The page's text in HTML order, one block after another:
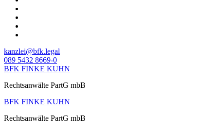
kanzlei@bfk.legal
089 5432 8669-0
BFK FINKE KUHN
Rechtsanwälte PartG mbB
BFK FINKE KUHN
Rechtsanwälte PartG mbB